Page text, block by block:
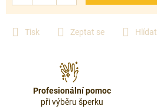
Tisk Zeptat se Hlídat
Profesionální pomoc
při výběru šperku